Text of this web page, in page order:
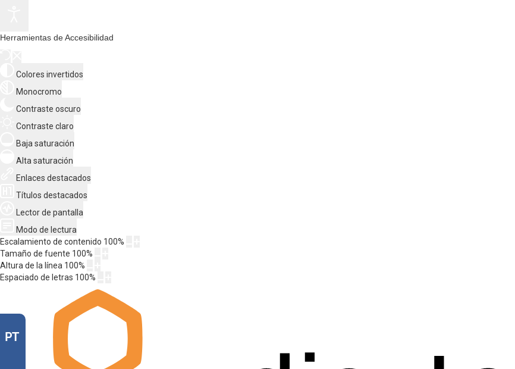
Herramientas de Accesibilidad
Colores invertidos
Monocromo
Contraste oscuro
Contraste claro
Baja saturación
Alta saturación
Enlaces destacados
Títulos destacados
Lector de pantalla
Modo de lectura
Escalamiento de contenido 100%
Tamaño de fuente 100%
Altura de la línea 100%
Espaciado de letras 100%
PT